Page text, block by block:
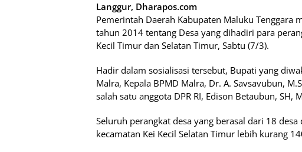
Langgur, Dharapos.com
Pemerintah Daerah Kabupaten Maluku Tenggara
tahun 2014 tentang Desa yang dihadiri para
Kecil Timur dan Selatan Timur, Sabtu (7/3).
Hadir dalam sosialisasi tersebut, Bupati yang
Malra, Kepala BPMD Malra, Dr. A. Savsavubun,
salah satu anggota DPR RI, Edison Betaubun, SH,
Seluruh perangkat desa yang berasal dari 18
kecamatan Kei Kecil Selatan Timur lebih kurang